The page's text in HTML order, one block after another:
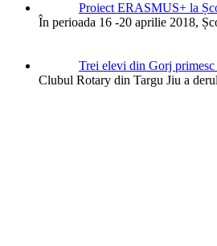
Proiect ERASMUS+ la
În perioada 16 -20 aprilie 2018,
Trei elevi din Gorj primesc
Clubul Rotary din Targu Jiu a